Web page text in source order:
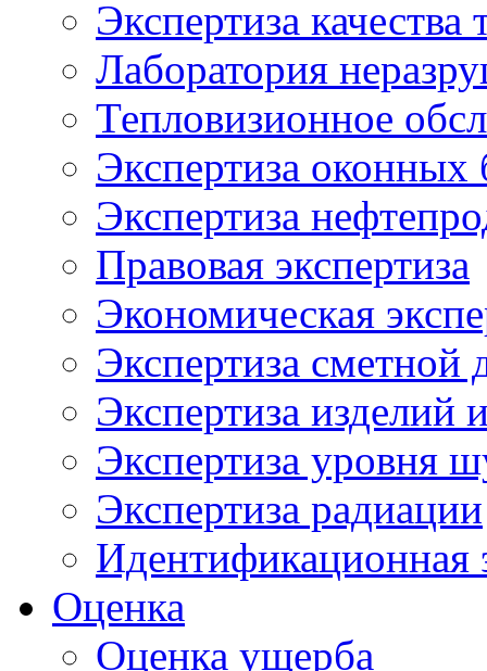
Экспертиза качества
Лаборатория
Тепловизионное
Экспертиза оконных
Экспертиза
Правовая экспертиза
Экономическая
Экспертиза сметной
Экспертиза изделий
Экспертиза уровня
Экспертиза радиации
Идентификационная
Оценка
Оценка ущерба